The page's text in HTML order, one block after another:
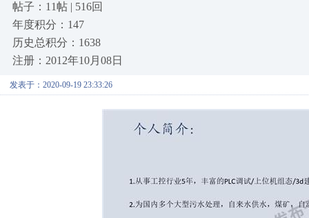
帖子：11帖 | 516回
年度积分：147
历史总积分：1638
注册：2012年10月08日
发表于：2020-09-19 23:33:26